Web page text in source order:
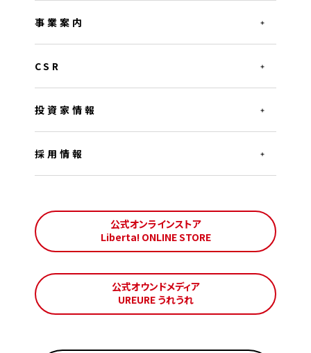
事業案内
CSR
投資家情報
採用情報
公式オンラインストア
Liberta! ONLINE STORE
公式オウンドメディア
UREURE うれうれ